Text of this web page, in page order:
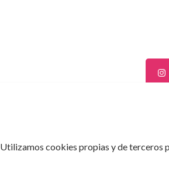
Utilizamos cookies propias y de terceros